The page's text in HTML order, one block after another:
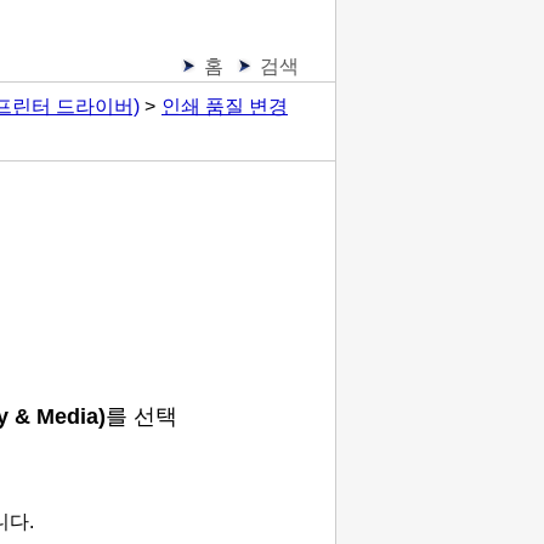
홈
검색
린터 드라이버)
인쇄 품질 변경
& Media)를 선택
다.